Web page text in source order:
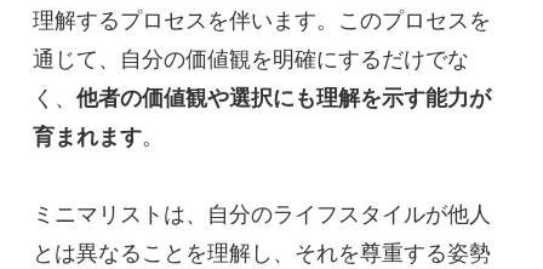
理解するプロセスを伴います。このプロセスを
通じて、自分の価値観を明確にするだけでな
く、 他者の価値観や選択にも理解を示す能力が
育まれます。
ミニマリストは、自分のライフスタイルが他人
とは異なることを理解し、それを尊重する姿勢